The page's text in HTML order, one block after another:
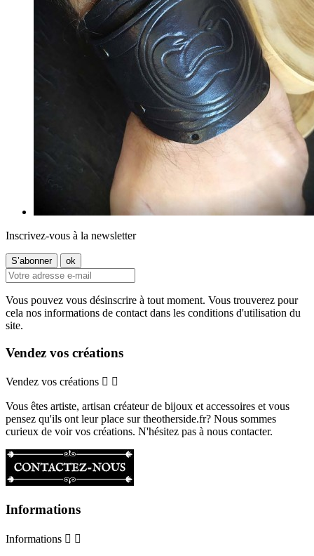
Inscrivez-vous à la newsletter
Vous pouvez vous désinscrire à tout moment. Vous trouverez pour
cela nos informations de contact dans les conditions d'utilisation du
site.
Vendez vos créations
Vendez vos créations  
Vous êtes artiste, artisan créateur de bijoux et accessoires et vous
pensez qu'ils ont leur place sur theotherside.fr? Nous sommes
curieux de voir vos créations. N'hésitez pas à nous contacter.
Informations
Informations  